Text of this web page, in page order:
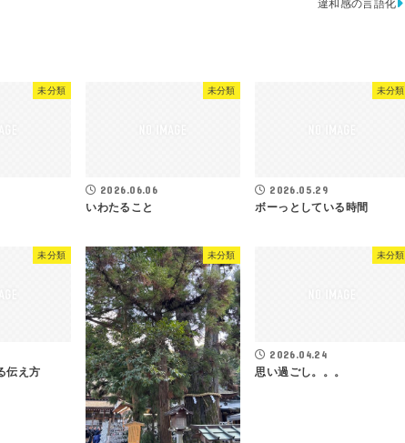
違和感の言語化
未分類 未分類
2026.06.06
いわたること
未分類
2026.05.29
ボーっとしている時間
未分類
伝え方
未分類 未分類
2026.04.24
思い過ごし。。。